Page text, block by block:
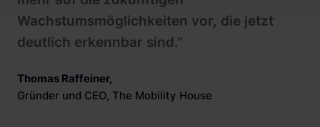
Wachstumsmöglichkeiten vor, die jetzt
deutlich erkennbar sind."
Thomas Raffeiner,
Gründer und CEO, The Mobility House